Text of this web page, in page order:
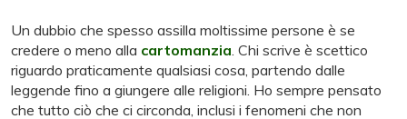
Un dubbio che spesso assilla moltissime persone è se
credere o meno alla cartomanzia . Chi scrive è scettico
riguardo praticamente qualsiasi cosa, partendo dalle
leggende fino a giungere alle religioni. Ho sempre pensato
che tutto ciò che ci circonda, inclusi i fenomeni che non